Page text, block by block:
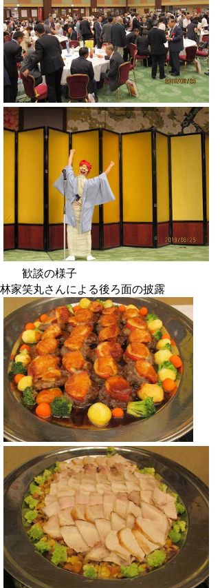
歓談の様子
林家笑丸さんによる後ろ面の披露